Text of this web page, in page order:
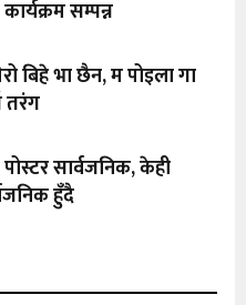
सम्पन्न
बिहे भा छैन, म पोइला गा
तरंग
सार्वजनिक, केही
हुँदै